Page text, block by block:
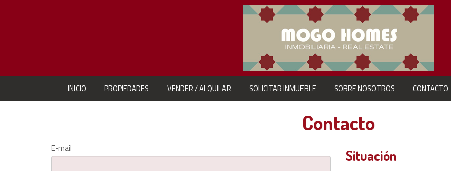
INICIO PROPIEDADES VENDER / ALQUILAR SOLICITAR INMUEBLE SOBRE NOSOTROS CONTACTO
Contacto
E-mail Situación